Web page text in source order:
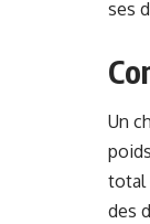
ses
Un
total
des